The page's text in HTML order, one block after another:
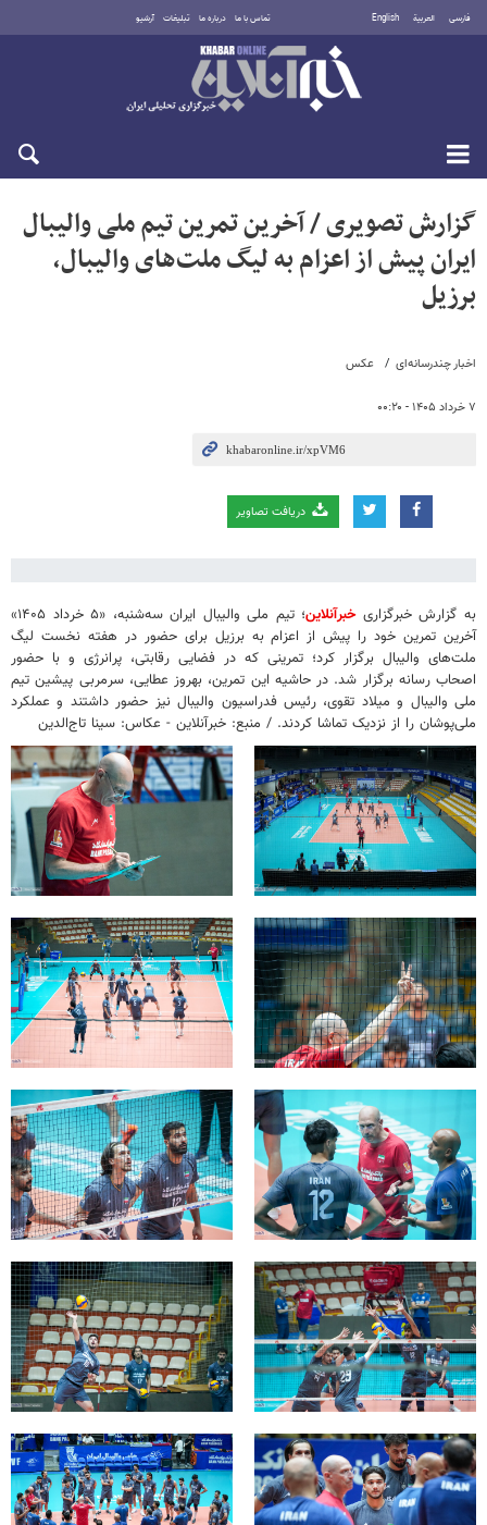
فارسی العربية English تماس با ما درباره ما تبلیغات آرشیو
شنبه ۱۷ مرداد ۱۴۰۵
اخبار چندرسانه‌ای عکس
۷ خرداد ۱۴۰۵ - ۰۰:۲۰
دریافت تصاویر
گزارش تصویری / آخرین تمرین تیم ملی والیبال
ایران پیش از اعزام به لیگ ملت‌های والیبال،
برزیل
به گزارش خبرگزاریخبرآنلاین
؛ تیم ملی والیبال ایران سه‌شنبه، «۵ خرداد ۱۴۰۵»
آخرین تمرین خود را پیش از اعزام به برزیل برای حضور در هفته نخست لیگ
ملت‌های والیبال برگزار کرد؛ تمرینی که در فضایی رقابتی، پرانرژی و با حضور
اصحاب رسانه برگزار شد. در حاشیه این تمرین، بهروز عطایی، سرمربی پیشین تیم
ملی والیبال و میلاد تقوی، رئیس فدراسیون والیبال نیز حضور داشتند و عملکرد
ملی‌پوشان را از نزدیک تماشا کردند. / منبع: خبرآنلاین - عکاس: سینا تاج‌الدین